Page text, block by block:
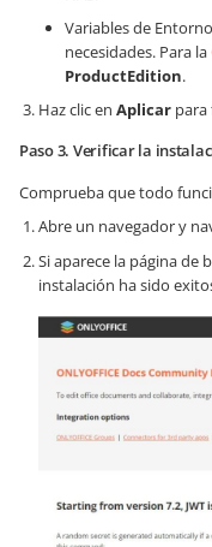
Variables de
necesidades. Para la
ProductEdition.
Haz clic en Aplicar para
Paso 3. Verificar la
Comprueba que todo
Abre un navegador y
Si aparece la página de
instalación ha sido